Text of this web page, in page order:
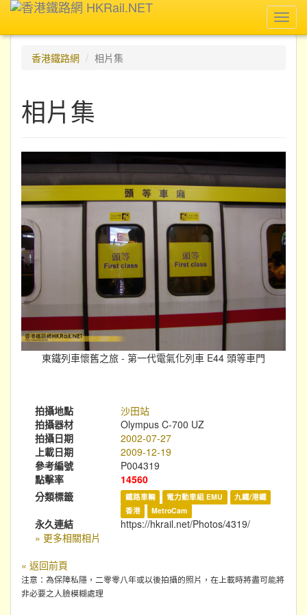
香港鐵路網
相片集
相片集
東鐵列車懷舊之旅 - 第一代電氣化列車 E44 頭等車門
拍攝地點
沙田站
拍攝器材
Olympus C-700 UZ
拍攝日期
2002-07-27
上載日期
2009-12-19
參考編號
P004319
點擊率
14560
分類標籤
鐵路車輛 電力動車組 EMU
九鐵/港鐵
香港
MetroCam
永久連結
https://hkrail.net/Photos/4319/
» 更多相關相片
« 返回前頁
注意：為保障私隱，二零零八年或以後拍攝的照片，在上載時將盡可能將
非必要之人臉模糊處理